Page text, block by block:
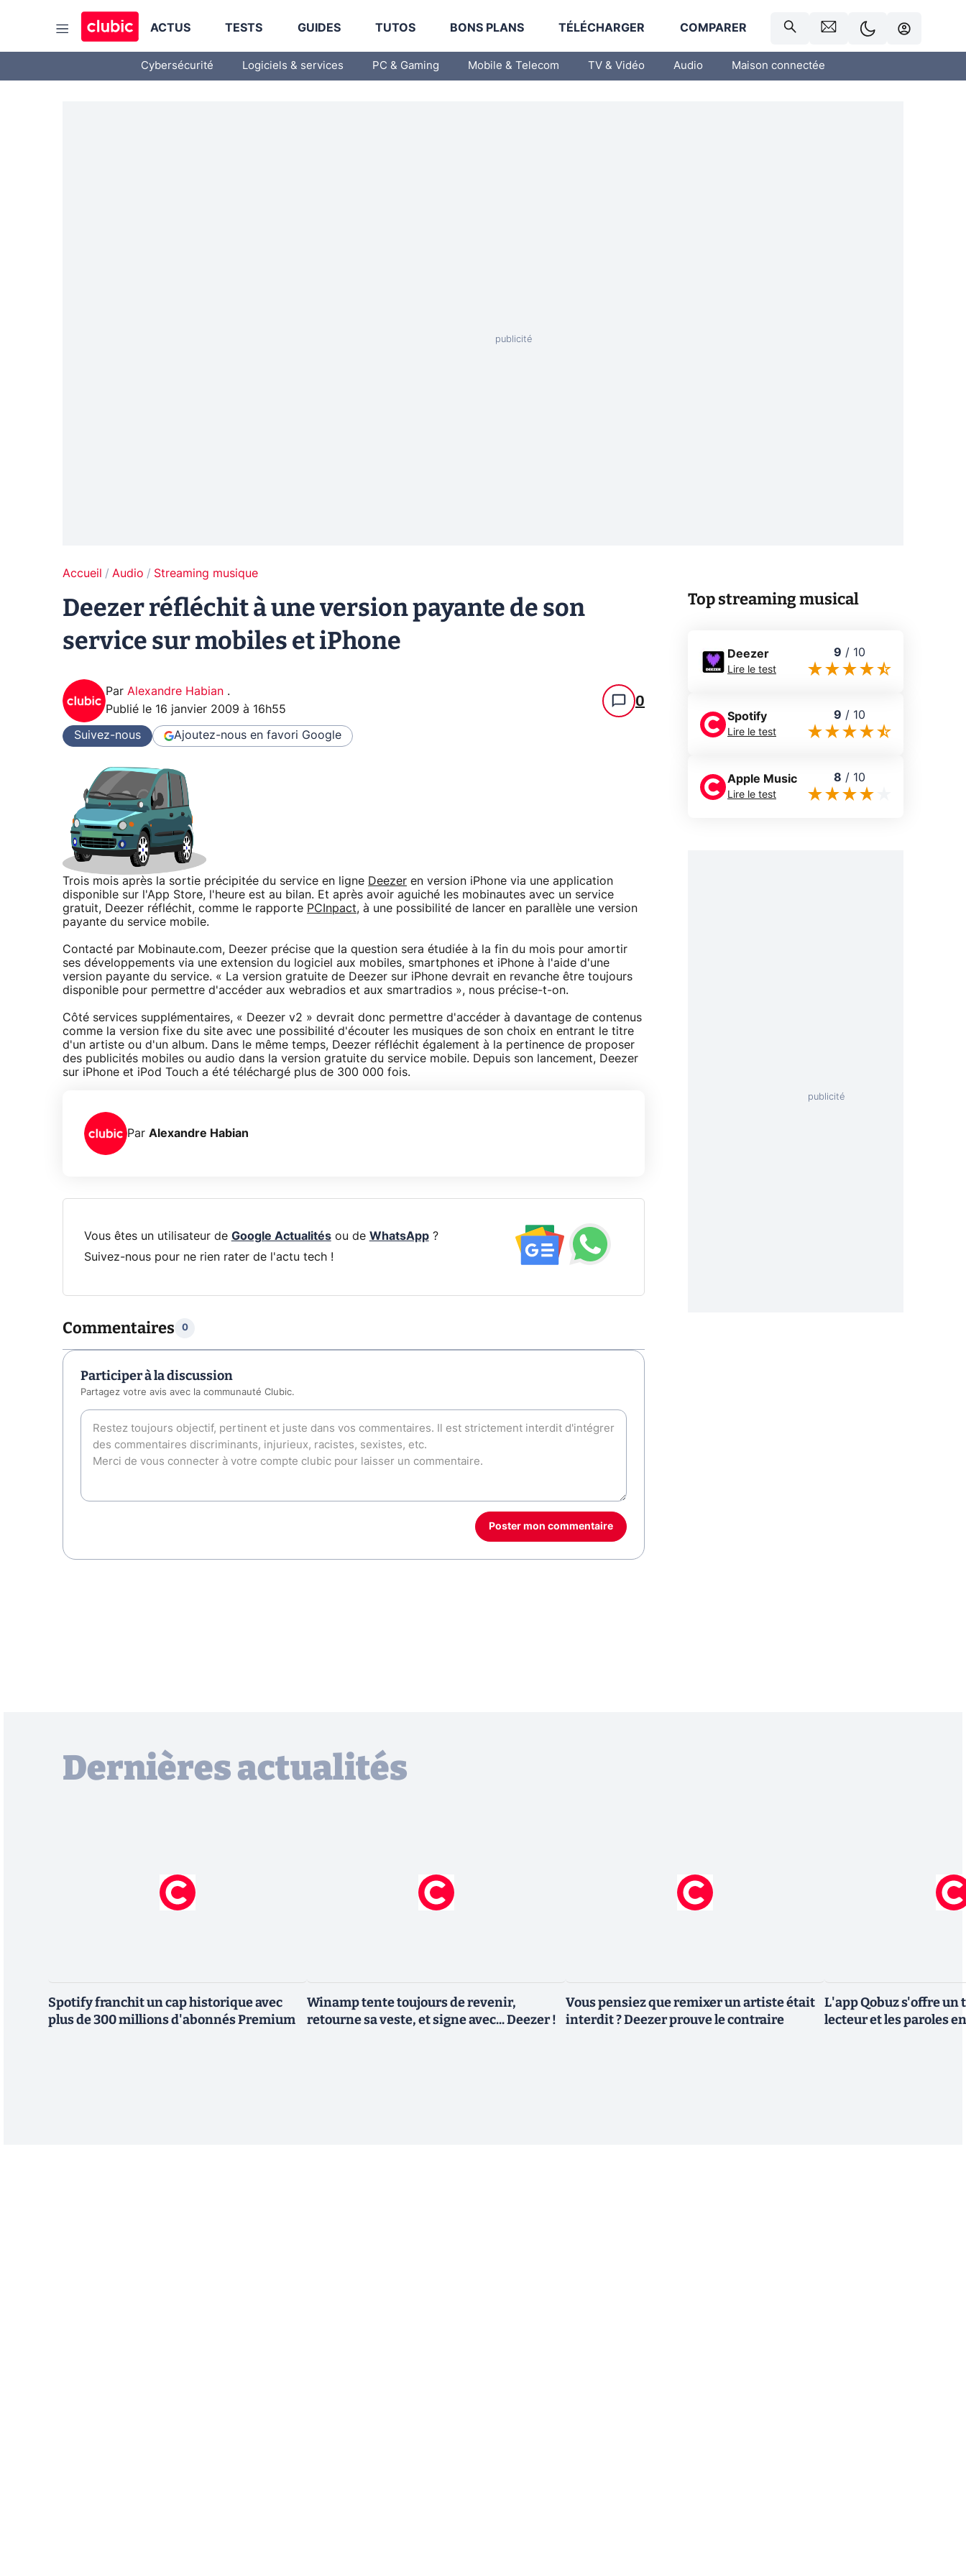
ACTUS TESTS GUIDES TUTOS BONS PLANS TÉLÉCHARGER COMPARER
Cybersécurité Logiciels & services PC & Gaming Mobile & Telecom TV & Vidéo Audio Maison connectée
Accueil Audio Streaming musique
Deezer réfléchit à une version payante de son
service sur mobiles et iPhone
Par Alexandre Habian .
Publié le 16 janvier 2009 à 16h55 0
Suivez-nous Ajoutez-nous en favori Google
Trois mois après la sortie précipitée du service en ligne Deezer en version iPhone via une application
disponible sur l'App Store, l'heure est au bilan. Et après avoir aguiché les mobinautes avec un service
gratuit, Deezer réfléchit, comme le rapporte PCInpact, à une possibilité de lancer en parallèle une version
payante du service mobile.
Contacté par Mobinaute.com, Deezer précise que la question sera étudiée à la fin du mois pour amortir
ses développements via une extension du logiciel aux mobiles, smartphones et iPhone à l'aide d'une
version payante du service. « La version gratuite de Deezer sur iPhone devrait en revanche être toujours
disponible pour permettre d'accéder aux webradios et aux smartradios », nous précise-t-on.
Côté services supplémentaires, « Deezer v2 » devrait donc permettre d'accéder à davantage de contenus
comme la version fixe du site avec une possibilité d'écouter les musiques de son choix en entrant le titre
d'un artiste ou d'un album. Dans le même temps, Deezer réfléchit également à la pertinence de proposer
des publicités mobiles ou audio dans la version gratuite du service mobile. Depuis son lancement, Deezer
sur iPhone et iPod Touch a été téléchargé plus de 300 000 fois.
Par Alexandre Habian
Vous êtes un utilisateur de Google Actualitésou de WhatsApp?
Suivez-nous pour ne rien rater de l'actu tech !
Commentaires 0
Participer à la discussion
Partagez votre avis avec la communauté Clubic.
Poster mon commentaire
Top streaming musical
Deezer
Lire le test
9 / 10
Spotify
Lire le test
9 / 10
Apple Music
Lire le test
8 / 10
Dernières actualités
Spotify franchit un cap historique avec
plus de 300 millions d'abonnés Premium
Winamp tente toujours de revenir,
retourne sa veste, et signe avec... Deezer !
Vous pensiez que remixer un artiste était
interdit ? Deezer prouve le contraire
L'app Qobuz s'offre un
lecteur et les paroles